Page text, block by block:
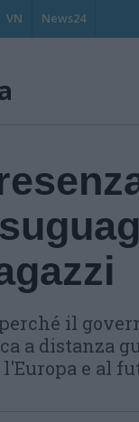
VN News24
il
a distanza
e al